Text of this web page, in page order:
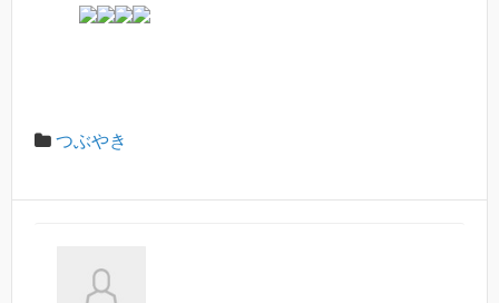
つぶやき